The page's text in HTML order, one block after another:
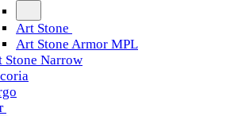
Art Stone
Art Stone Armor MPL
Stone Narrow